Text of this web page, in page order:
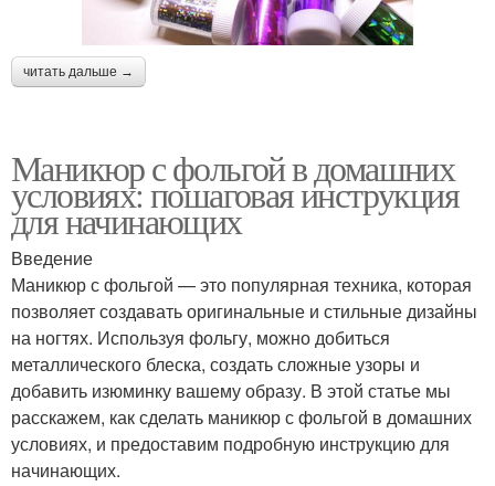
читать дальше →
Маникюр с фольгой в домашних
условиях: пошаговая инструкция
для начинающих
Введение
Маникюр с фольгой — это популярная техника, которая
позволяет создавать оригинальные и стильные дизайны
на ногтях. Используя фольгу, можно добиться
металлического блеска, создать сложные узоры и
добавить изюминку вашему образу. В этой статье мы
расскажем, как сделать маникюр с фольгой в домашних
условиях, и предоставим подробную инструкцию для
начинающих.